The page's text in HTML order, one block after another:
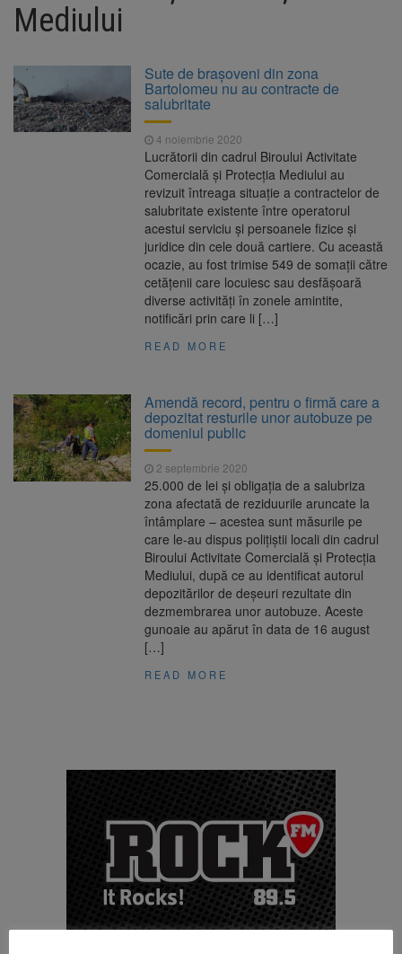
Proiectul merge la promulgare
6 august 2026
Uniunea Europeană acordă
Ucrainei încă 1,4 miliarde de euro din
veniturile activelor rusești înghețate
6 august 2026
Schimbarea la Față a
Domnului, sărbătoare a luminii și a credinței
Mediului
Sute de brașoveni din zona
Bartolomeu nu au contracte de
salubritate
4 noiembrie 2020
Lucrătorii din cadrul Biroului Activitate
Comercială și Protecția Mediului au
revizuit întreaga situație a contractelor de
salubritate existente între operatorul
acestui serviciu și persoanele fizice și
juridice din cele două cartiere. Cu această
ocazie, au fost trimise 549 de somații către
cetățenii care locuiesc sau desfășoară
diverse activități în zonele amintite,
notificări prin care li […]
READ MORE
Amendă record, pentru o firmă care a
depozitat resturile unor autobuze pe
domeniul public
2 septembrie 2020
25.000 de lei și obligația de a salubriza
zona afectată de reziduurile aruncate la
întâmplare – acestea sunt măsurile pe
care le-au dispus polițiștii locali din cadrul
Biroului Activitate Comercială și Protecția
Mediului, după ce au identificat autorul
depozitărilor de deșeuri rezultate din
dezmembrarea unor autobuze. Aceste
gunoaie au apărut în data de 16 august
[…]
READ MORE